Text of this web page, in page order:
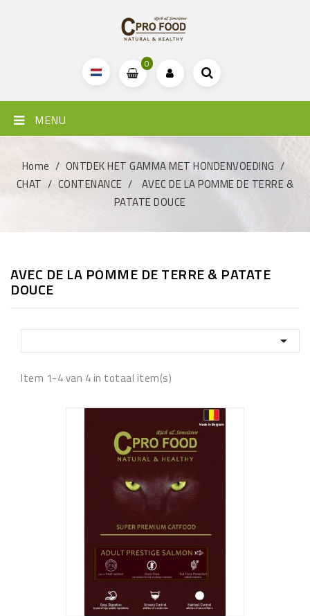
0
MENU
Home
ONTDEK HET GAMMA MET HONDENVOEDING
CHAT
CONTENANCE
AVEC DE LA POMME DE TERRE &
PATATE DOUCE
AVEC DE LA POMME DE TERRE & PATATE
DOUCE

Item 1-4 van 4 in totaal item(s)